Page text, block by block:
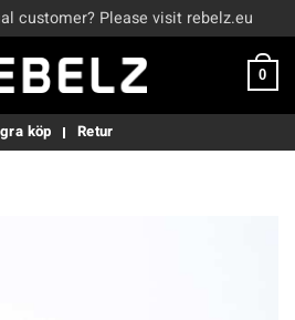
customer? Please visit rebelz.eu
0
köp Retur